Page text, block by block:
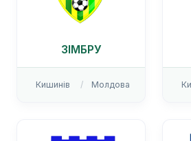
ЗІМБРУ
Кишинів Молдова